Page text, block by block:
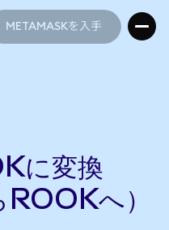
METAMASKを入手
に変換
へ）